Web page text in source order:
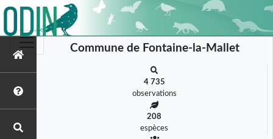
Commune de Fontaine-la-Mallet
4 735
observations
208
espèces